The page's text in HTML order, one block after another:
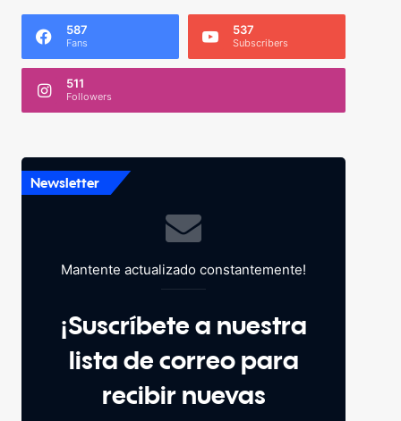
587
Fans
537
Subscribers
511
Followers
Newsletter
Mantente actualizado constantemente!
¡Suscríbete a nuestra
lista de correo para
recibir nuevas